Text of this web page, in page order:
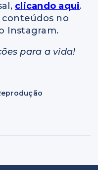
clicando aqui.
conteúdos no
Instagram.
para a vida!